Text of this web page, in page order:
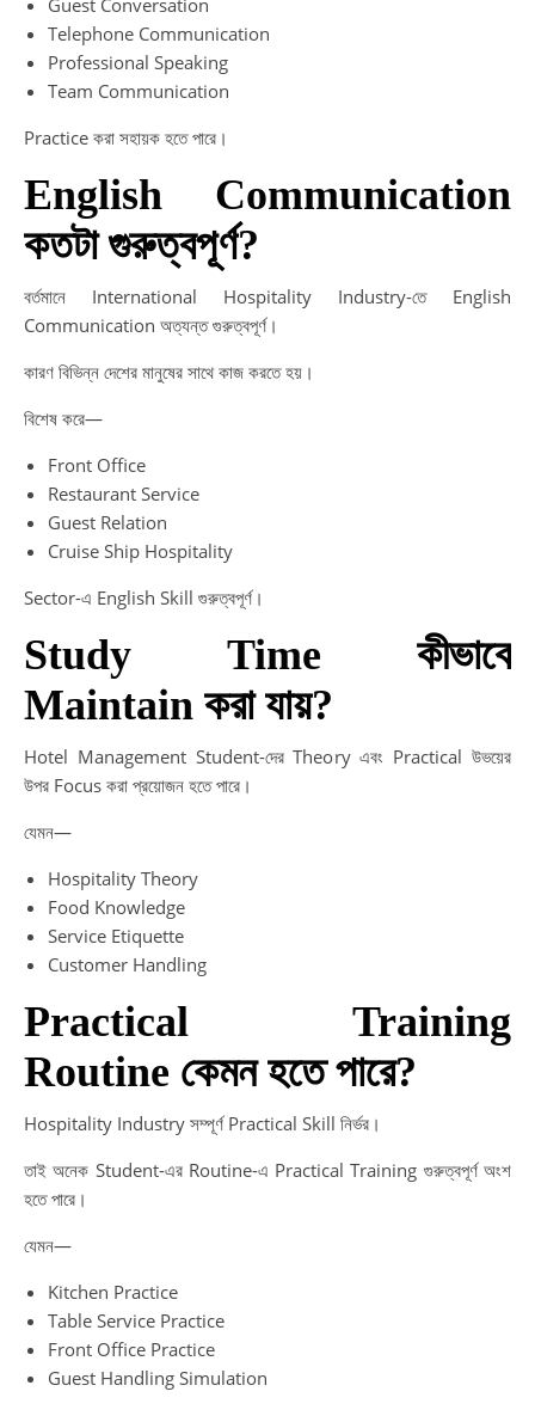
Telephone Communication
Professional Speaking
Team Communication
Practice করা সহায়ক হতে পারে।
English Communication
কতটা গুরুত্বপূর্ণ?
বর্তমানে International Hospitality Industry-তে English
Communication অত্যন্ত গুরুত্বপূর্ণ।
কারণ বিভিন্ন দেশের মানুষের সাথে কাজ করতে হয়।
বিশেষ করে—
Front Office
Restaurant Service
Guest Relation
Cruise Ship Hospitality
Sector-এ English Skill গুরুত্বপূর্ণ।
Study Time কীভাবে
Maintain করা যায়?
Hotel Management Student-দের Theory এবং Practical উভয়ের
উপর Focus করা প্রয়োজন হতে পারে।
যেমন—
Hospitality Theory
Food Knowledge
Service Etiquette
Customer Handling
Practical Training
Routine কেমন হতে পারে?
Hospitality Industry সম্পূর্ণ Practical Skill নির্ভর।
তাই অনেক Student-এর Routine-এ Practical Training গুরুত্বপূর্ণ অংশ
হতে পারে।
যেমন—
Kitchen Practice
Table Service Practice
Front Office Practice
Guest Handling Simulation